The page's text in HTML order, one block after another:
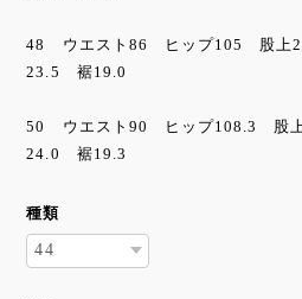
48 ウエスト86 ヒップ105 股
23.5 裾19.0
50 ウエスト90 ヒップ108.3
24.0 裾19.3
種類